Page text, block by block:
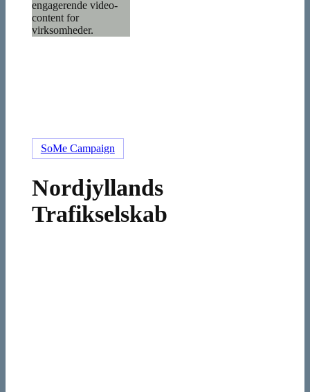
Nordjyllands
Trafikselskab
SoMe Campaign
Nordjyllands
Trafikselskab